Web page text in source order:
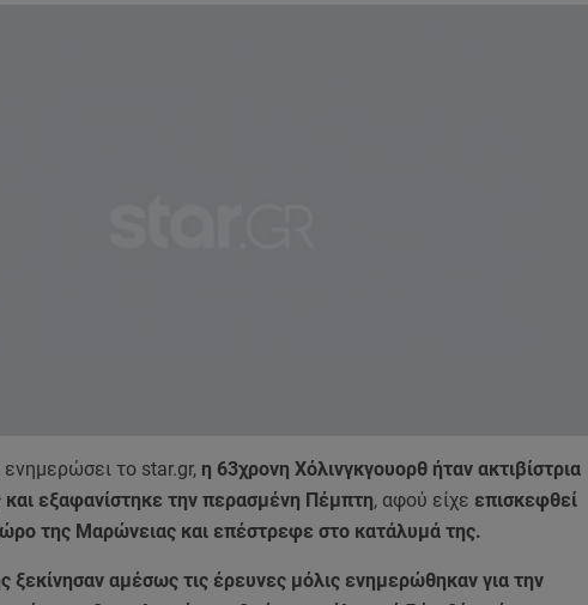
το star.gr, η 63χρονη Χόλινγκγουορθ ήταν ακτιβίστρια
και εξαφανίστηκε την περασμένη Πέμπτη, αφού είχε επισκεφθεί
της Μαρώνειας και επέστρεφε στο κατάλυμά της.
ξεκίνησαν αμέσως τις έρευνες μόλις ενημερώθηκαν για την